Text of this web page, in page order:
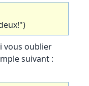
vous oublier
suivant :